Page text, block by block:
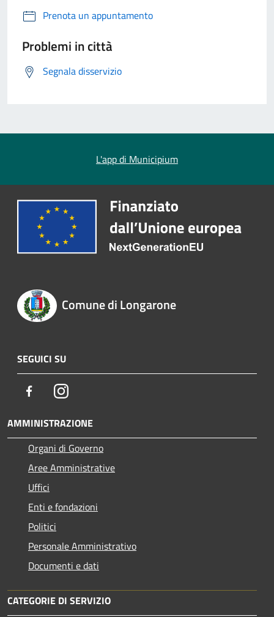
Prenota un appuntamento
Problemi in città
Segnala disservizio
L'app di Municipium
Comune di Longarone
SEGUICI SU
FacebookInstagram
AMMINISTRAZIONE
Organi di Governo
Aree Amministrative
Uffici
Enti e fondazioni
Politici
Personale Amministrativo
Documenti e dati
CATEGORIE DI SERVIZIO